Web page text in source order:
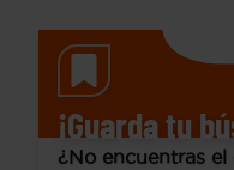
¡Guarda tu
¿No encuentras